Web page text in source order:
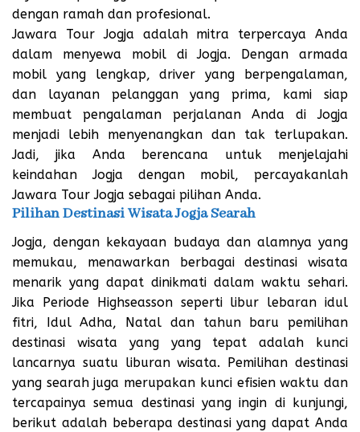
dengan ramah dan profesional.
Jawara Tour Jogja adalah mitra terpercaya Anda
dalam menyewa mobil di Jogja. Dengan armada
mobil yang lengkap, driver yang berpengalaman,
dan layanan pelanggan yang prima, kami siap
membuat pengalaman perjalanan Anda di Jogja
menjadi lebih menyenangkan dan tak terlupakan.
Jadi, jika Anda berencana untuk menjelajahi
keindahan Jogja dengan mobil, percayakanlah
Jawara Tour Jogja sebagai pilihan Anda.
Pilihan Destinasi Wisata Jogja Searah
Jogja, dengan kekayaan budaya dan alamnya yang
memukau, menawarkan berbagai destinasi wisata
menarik yang dapat dinikmati dalam waktu sehari.
Jika Periode Highseasson seperti libur lebaran idul
fitri, Idul Adha, Natal dan tahun baru pemilihan
destinasi wisata yang yang tepat adalah kunci
lancarnya suatu liburan wisata. Pemilihan destinasi
yang searah juga merupakan kunci efisien waktu dan
tercapainya semua destinasi yang ingin di kunjungi,
berikut adalah beberapa destinasi yang dapat Anda